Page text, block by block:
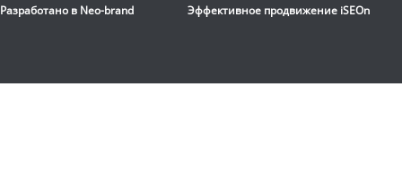
Разработано в Neo-brand Эффективное продвижение iSEOn